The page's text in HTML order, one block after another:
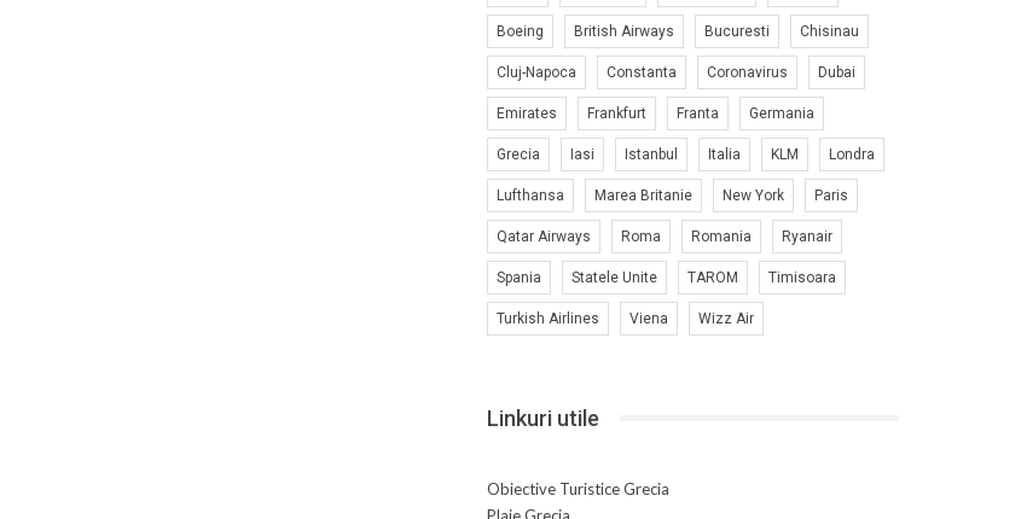
Boeing British Airways Bucuresti Chisinau
Cluj-Napoca Constanta Coronavirus Dubai
Emirates Frankfurt Franta Germania
Grecia Iasi Istanbul Italia KLM Londra
Lufthansa Marea Britanie New York Paris
Qatar Airways Roma Romania Ryanair
Spania Statele Unite TAROM Timisoara
Turkish Airlines Viena Wizz Air
Linkuri utile
Obiective Turistice Grecia
Plaje Grecia